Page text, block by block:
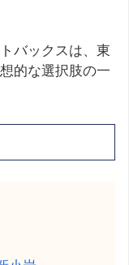
バックスは、東
的な選択肢の一